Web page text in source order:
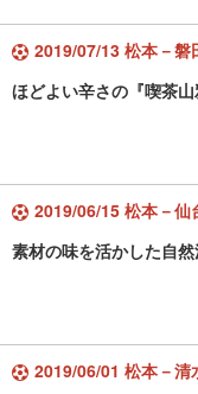
2019/07/13 松本－磐
ほどよい辛さの『喫茶山
2019/06/15 松本－仙
素材の味を活かした自
2019/06/01 松本－清